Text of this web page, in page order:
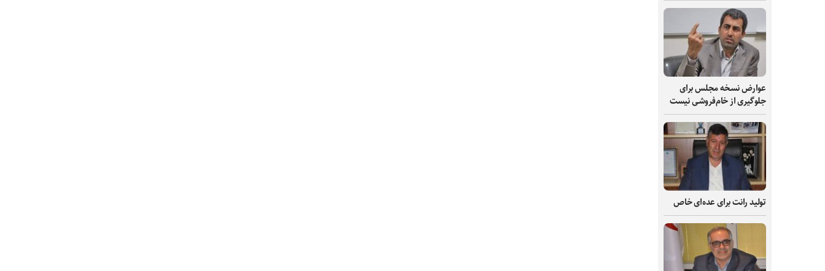
عوارض نسخه مجلس برای
جلوگیری از خام‌فروشی نیست
تولید رانت برای عده‌ای خاص